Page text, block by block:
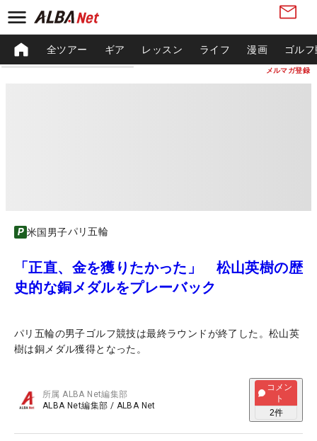
メルマガ登録
全ツアー ギア レッスン ライフ 漫画 ゴル
米国男子パリ五輪
「正直、金を獲りたかった」 松山英樹の歴
史的な銅メダルをプレーバック
パリ五輪の男子ゴルフ競技は最終ラウンドが終了した。松山英
樹は銅メダル獲得となった。
所属ALBA Net編集部
ALBA Net編集部 / ALBA Net
コメン
ト
2件